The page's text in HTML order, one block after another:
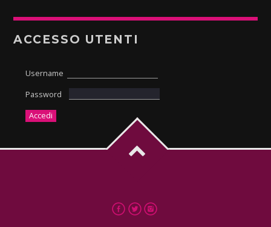
ACCESSO UTENTI
Username
Password